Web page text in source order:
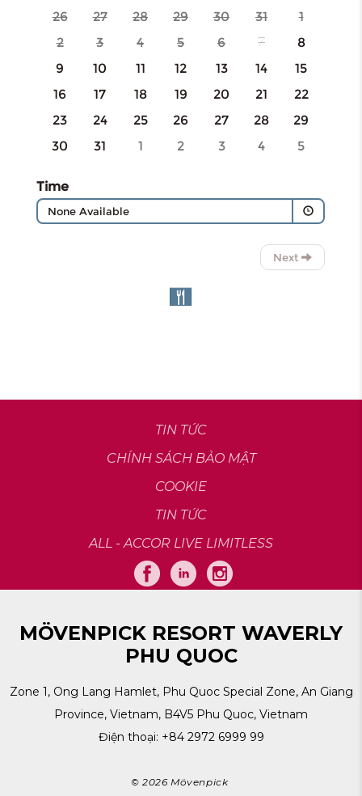
TIN TỨC
CHÍNH SÁCH BẢO MẬT
COOKIE
TIN TỨC
ALL - ACCOR LIVE LIMITLESS
MÖVENPICK RESORT WAVERLY
PHU QUOC
Zone 1, Ong Lang Hamlet, Phu Quoc Special Zone, An Giang
Province, Vietnam, B4V5 Phu Quoc, Vietnam
Điện thoại: +84 2972 6999 99
© 2026 Mövenpick